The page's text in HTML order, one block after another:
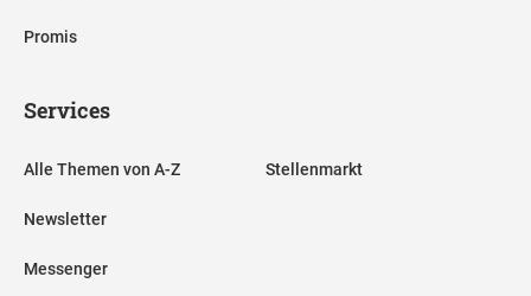
Promis
Services
Alle Themen von A-Z
Newsletter
Messenger
Stellenmarkt